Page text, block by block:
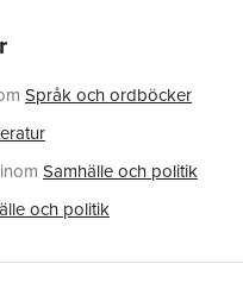
Språk och ordböcker
inom Samhälle och politik
och politik